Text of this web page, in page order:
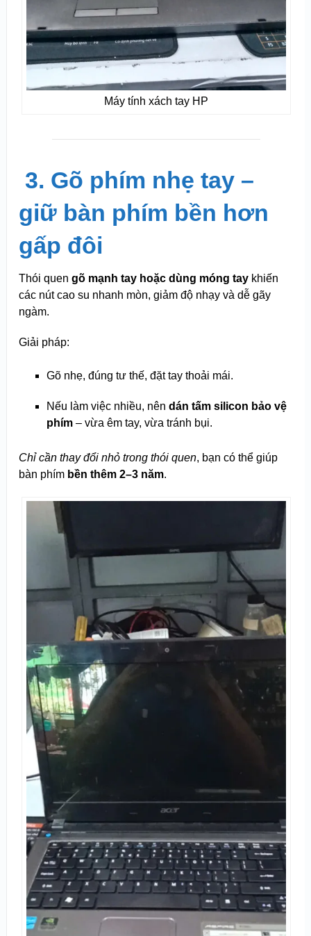
Máy tính xách tay HP
3. Gõ phím nhẹ tay –
giữ bàn phím bền hơn
gấp đôi
Thói quen gõ mạnh tay hoặc dùng móng taykhiến
các nút cao su nhanh mòn, giảm độ nhạy và dễ gãy
ngàm.
Giải pháp:
Gõ nhẹ, đúng tư thế, đặt tay thoải mái.
Nếu làm việc nhiều, nên dán tấm silicon bảo vệ
phím– vừa êm tay, vừa tránh bụi.
Chỉ cần thay đổi nhỏ trong thói quen, bạn có thể giúp
bàn phím bền thêm 2–3 năm.